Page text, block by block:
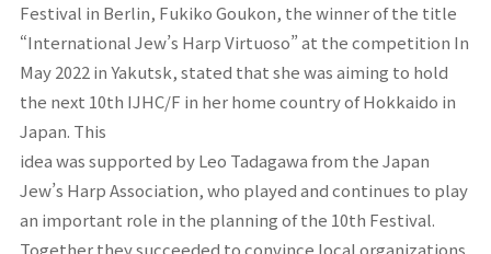
Festival in Berlin, Fukiko Goukon, the winner of the title
“International Jew’s Harp Virtuoso” at the competition In
May 2022 in Yakutsk, stated that she was aiming to hold
the next 10th IJHC/F in her home country of Hokkaido in
Japan. This
idea was supported by Leo Tadagawa from the Japan
Jew’s Harp Association, who played and continues to play
an important role in the planning of the 10th Festival.
Together they succeeded to convince local organizations